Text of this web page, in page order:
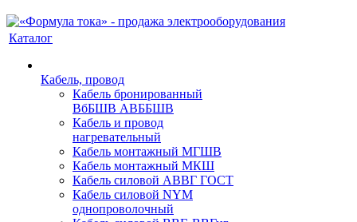
Каталог
Кабель, провод
Кабель бронированный
ВбБШВ АВББШВ
Кабель и провод
нагревательный
Кабель монтажный МГШВ
Кабель монтажный МКШ
Кабель силовой АВВГ ГОСТ
Кабель силовой NYM
однопроволочный